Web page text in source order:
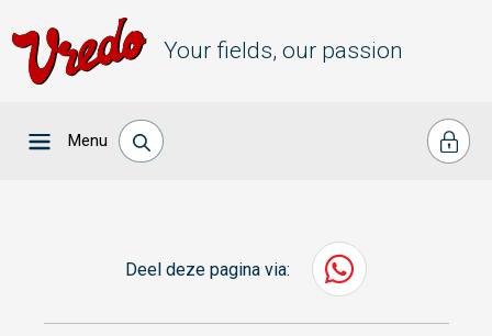
Your fields, our passion
Menu
Deel deze pagina via: